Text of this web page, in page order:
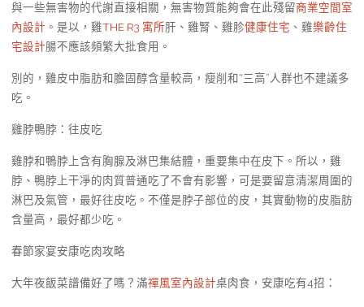
與一些無害物的代謝直接相關，無害物質能夠會在此殘留商業空間室
內設計 。是以，雞THE R3 寓所肝、雞腎、雞胗健康住宅 、雞樂齡住
宅設計腸不應該頻繁大批食用。
別的，雞皮中脂肪和膽固醇含量較高，瘦削和“三高”人群也不建議多
吃。
雞脖鴨脖：往皮吃
雞脖和鴨脖上含有胸腺及淋巴集結體，重要集中在皮下。所以，雞
脖、鴨脖上干凈的肉質普通吃了不會有影響，可是要留意清潔周圍的
淋巴及氣管，最好往皮吃。不僅是脖子部位的皮，其實動物的皮脂肪
含量高，最好都少吃。
春節家宴安康吃肉攻略
大年夜飯菜譜備好了嗎？滿禪風室內設計桌肉食，安康吃有4招：